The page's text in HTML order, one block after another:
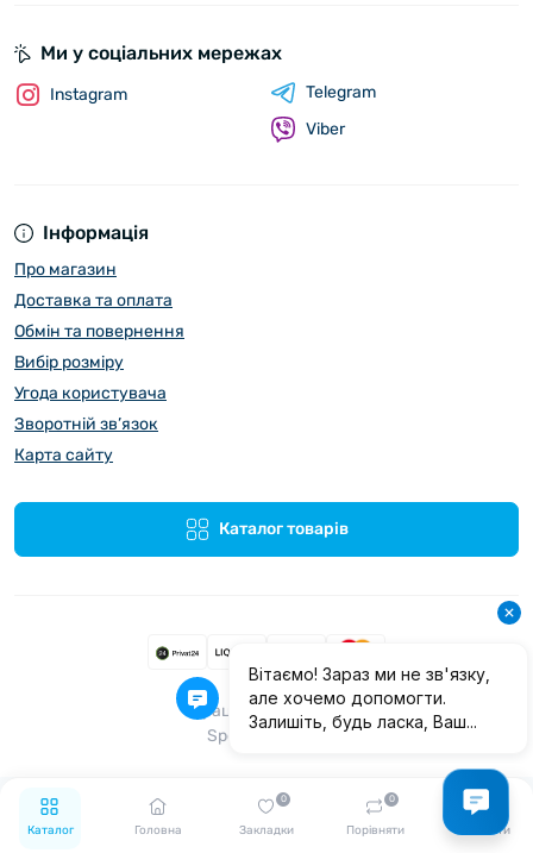
Каталог Головна Закладки
0
Порівняти
0
Контакти
Інформація
Про магазин
Доставка та оплата
Обмін та повернення
Вибір розміру
Угода користувача
Зворотній зв’язок
Карта сайту
Каталог товарів
Ми у соціальних мережах
Instagram
Telegram
Viber
Працює на ocStore
Speedo © 2026